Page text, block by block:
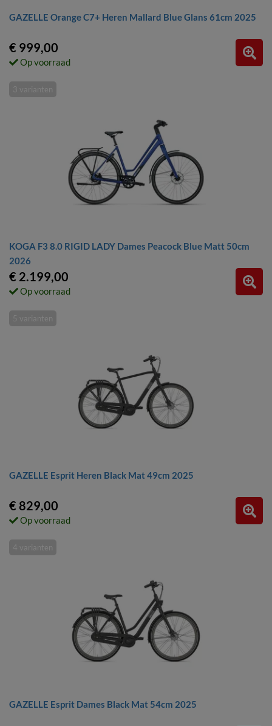
GAZELLE Orange C7+ Heren Mallard Blue Glans 61cm 2025
€ 999,00
Op voorraad
KOGA F3 8.0 RIGID LADY Dames Peacock Blue Matt 50cm
2026
3 varianten
€ 2.199,00
Op voorraad
GAZELLE Esprit Heren Black Mat 49cm 2025
5 varianten
€ 829,00
Op voorraad
GAZELLE Esprit Dames Black Mat 54cm 2025
4 varianten